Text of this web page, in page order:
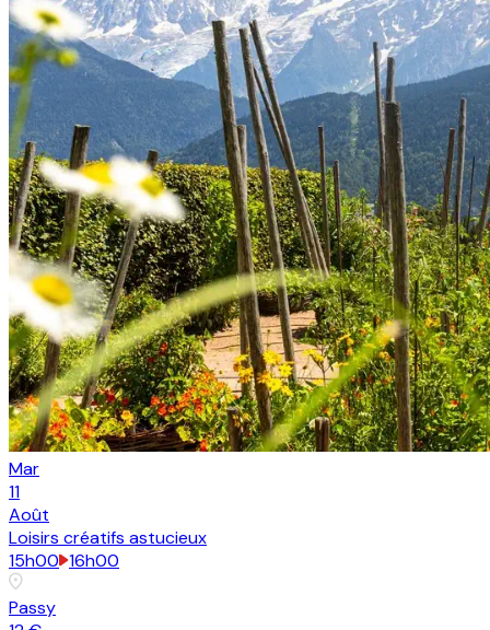
Mar
11
Août
Loisirs créatifs astucieux
15h00 16h00
Passy